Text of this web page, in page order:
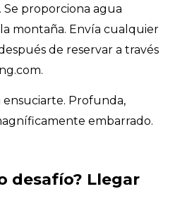
Se proporciona agua
montaña. Envía cualquier
de reservar a través
ensuciarte. Profunda,
embarrado.
desafío? Llegar